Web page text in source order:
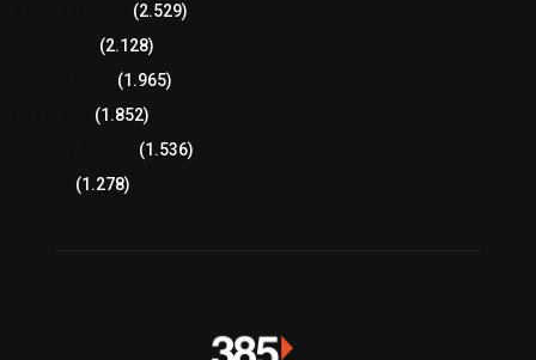
(2.529)
(2.128)
(1.965)
(1.852)
(1.536)
(1.278)